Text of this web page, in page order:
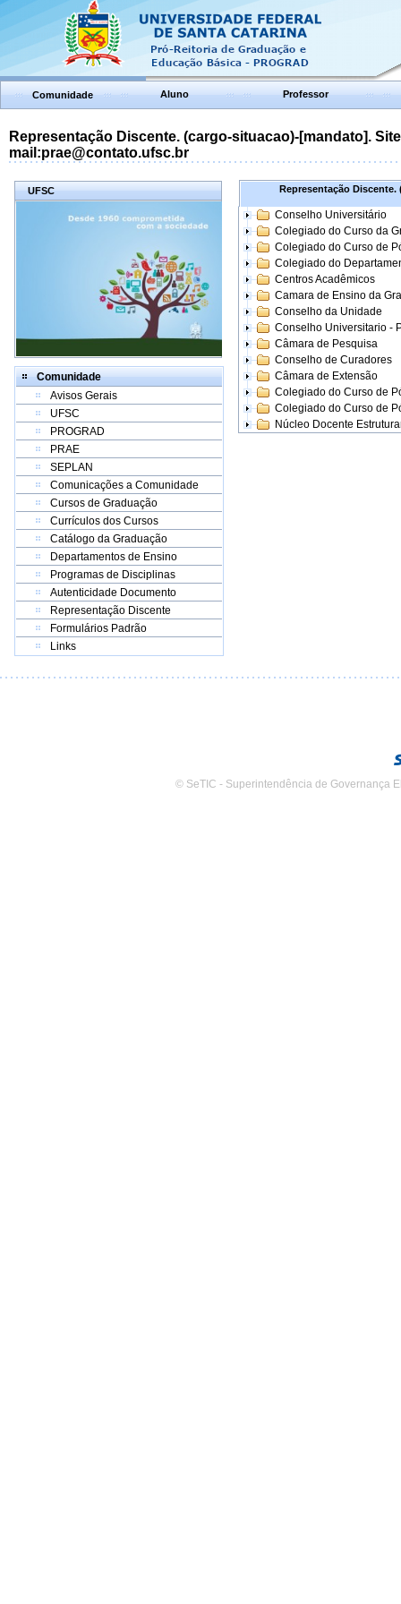
Comunidade Aluno Professor
Representação Discente. (cargo-situacao)-[mandato].
mail:prae@contato.ufsc.br
UFSC
Comunidade
Avisos Gerais
UFSC
PROGRAD
PRAE
SEPLAN
Comunicações a Comunidade
Cursos de Graduação
Currículos dos Cursos
Catálogo da Graduação
Departamentos de Ensino
Programas de Disciplinas
Autenticidade Documento
Representação Discente
Formulários Padrão
Links
Representação Discente.
Conselho Universitário
Colegiado do Curso da
Colegiado do Curso de
Colegiado do
Centros Acadêmicos
Camara de Ensino da
Conselho da Unidade
Conselho Universitario -
Câmara de Pesquisa
Conselho de Curadores
Câmara de Extensão
Colegiado do Curso de
Colegiado do Curso de
Núcleo Docente
© SeTIC - Superintendência de Governança